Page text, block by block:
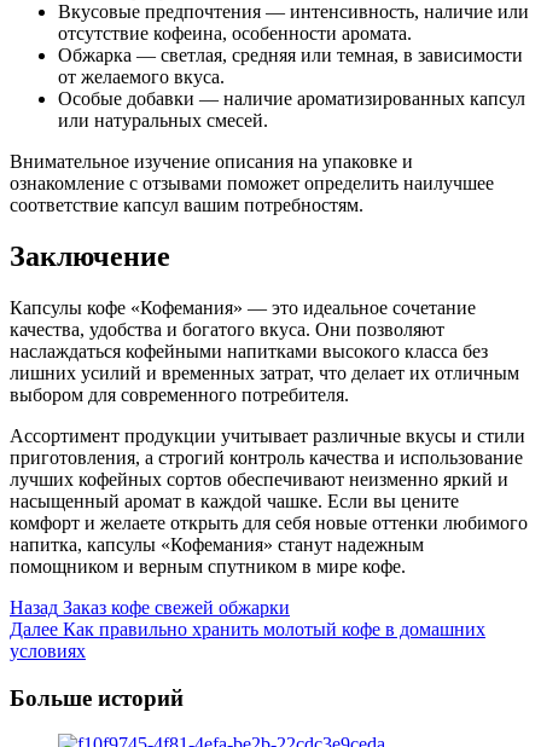
Вкусовые предпочтения — интенсивность, наличие или
отсутствие кофеина, особенности аромата.
Обжарка — светлая, средняя или темная, в зависимости
от желаемого вкуса.
Особые добавки — наличие ароматизированных капсул
или натуральных смесей.
Внимательное изучение описания на упаковке и
ознакомление с отзывами поможет определить наилучшее
соответствие капсул вашим потребностям.
Заключение
Капсулы кофе «Кофемания» — это идеальное сочетание
качества, удобства и богатого вкуса. Они позволяют
наслаждаться кофейными напитками высокого класса без
лишних усилий и временных затрат, что делает их отличным
выбором для современного потребителя.
Ассортимент продукции учитывает различные вкусы и стили
приготовления, а строгий контроль качества и использование
лучших кофейных сортов обеспечивают неизменно яркий и
насыщенный аромат в каждой чашке. Если вы цените
комфорт и желаете открыть для себя новые оттенки любимого
напитка, капсулы «Кофемания» станут надежным
помощником и верным спутником в мире кофе.
Post
Navigation
Назад Заказ кофе свежей обжарки
Далее Как правильно хранить молотый кофе в домашних
условиях
Больше историй